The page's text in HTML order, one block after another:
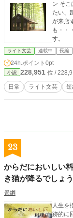
ン そこ
たい、
が来店
も・・
す。
ライト文芸 連載中 長編
24h.ポイント 0pt
小説 228,951 位 /
日常 ライト文芸
23
からだにおいしい
き猫が降るでしょ
景綱
人生を
跡的に